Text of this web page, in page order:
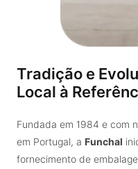
Tradição e
Local à
Fundada em 1984 e com
em Portugal, a Funchal
fornecimento de